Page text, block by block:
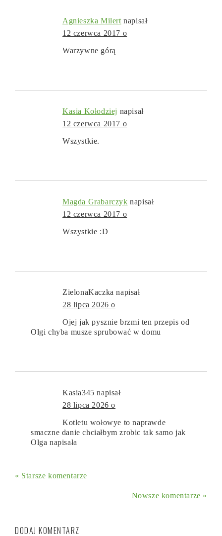
Agnieszka Milert napisał
12 czerwca 2017 o
Warzywne górą
Kasia Kołodziej napisał
12 czerwca 2017 o
Wszystkie.
Magda Grabarczyk napisał
12 czerwca 2017 o
Wszystkie :D
ZielonaKaczka napisał
28 lipca 2026 o
Ojej jak pysznie brzmi ten przepis od
Olgi chyba musze sprubować w domu
Kasia345 napisał
28 lipca 2026 o
Kotletu wołowye to naprawde
smaczne danie chciałbym zrobic tak samo jak
Olga napisała
« Starsze komentarze
Nowsze komentarze »
DODAJ KOMENTARZ